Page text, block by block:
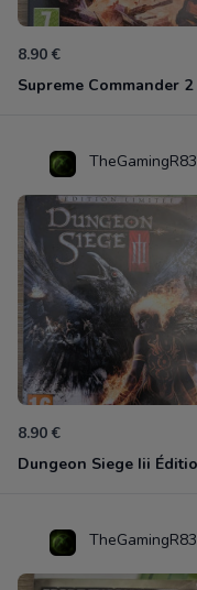
8.90 €
TheGamingR83
8.90 €
TheGamingR83